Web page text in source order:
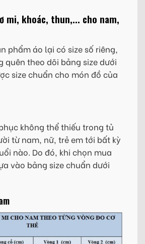
mi, khoác, thun,... cho nam,
phẩm áo lại có size số riêng,
quên theo dõi bảng size dưới
size chuẩn cho món đồ của
không thể thiếu trong tủ
từ nam, nữ, trẻ em tới bất kỳ
nào. Do đó, khi chọn mua
vào bảng size chuẩn dưới